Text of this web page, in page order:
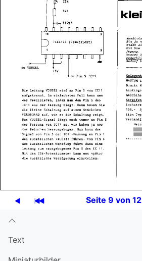
Seite 9 von 12
Text